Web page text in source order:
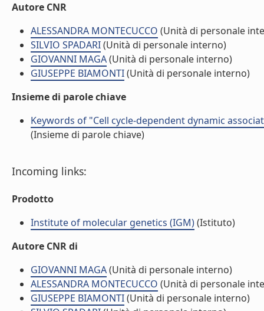
Autore CNR
ALESSANDRA MONTECUCCO (Unità di personale
SILVIO SPADARI(Unità di personale interno)
GIOVANNI MAGA(Unità di personale interno)
GIUSEPPE BIAMONTI(Unità di personale interno)
Insieme di parole chiave
Keywords of "Cell cycle-dependent dynamic
(Insieme di parole chiave)
Incoming links:
Prodotto
Institute of molecular genetics (IGM)(Istituto)
Autore CNR di
GIOVANNI MAGA(Unità di personale interno)
ALESSANDRA MONTECUCCO (Unità di personale
GIUSEPPE BIAMONTI(Unità di personale interno)